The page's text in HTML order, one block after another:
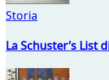
Storia
La Schuster’s List